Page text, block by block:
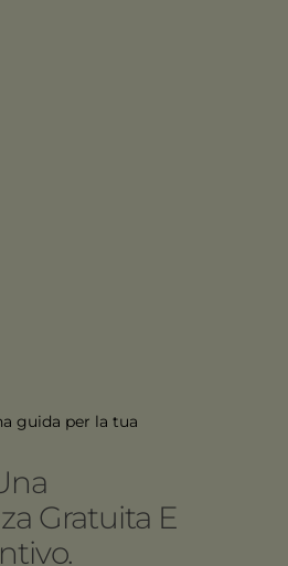
guida per la tua
Gratuita E